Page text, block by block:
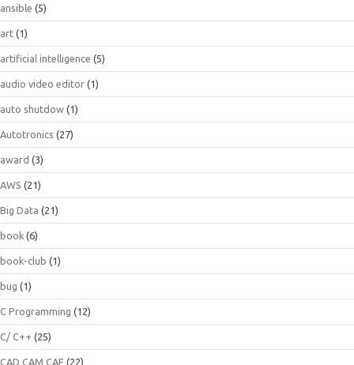
ansible (5)
art (1)
artificial intelligence (5)
audio video editor (1)
auto shutdow (1)
Autotronics (27)
award (3)
AWS (21)
Big Data (21)
book (6)
book-club (1)
bug (1)
C Programming (12)
C/ C++ (25)
CAD CAM CAE (22)